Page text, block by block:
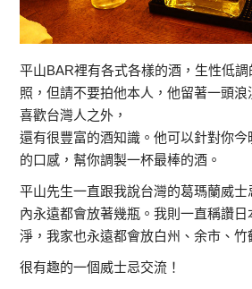
平山BAR裡有各式各樣的酒，生性低
照，但請不要拍他本人，他留著一頭
喜歡台灣人之外，
還有很豐富的酒知識。他可以針對你
的口感，幫你調製一杯最棒的酒。
平山先生一直跟我說台灣的葛瑪蘭威
內永遠都會放著幾瓶。我則一直稱讚
淨，我家也永遠都會放白州、余市、竹
很有趣的一個威士忌交流！